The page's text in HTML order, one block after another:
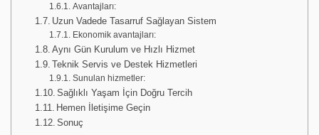
Avantajları:
Uzun Vadede Tasarruf Sağlayan Sistem
Ekonomik avantajları:
Aynı Gün Kurulum ve Hızlı Hizmet
Teknik Servis ve Destek Hizmetleri
Sunulan hizmetler:
Sağlıklı Yaşam İçin Doğru Tercih
Hemen İletişime Geçin
Sonuç